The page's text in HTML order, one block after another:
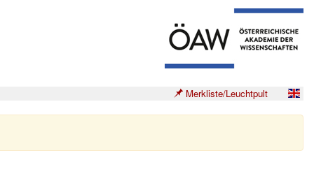
Merkliste/Leuchtpult